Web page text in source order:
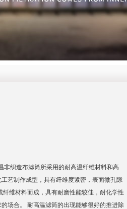
QQ
非织造布滤筒所采用的耐高温纤维材料和高
艺制作成型，具有纤维度紧密，表面微孔隙
维材料而成，具有耐磨性能较佳，耐化学性
场合。 耐高温滤筒的出现能够很好的推进除